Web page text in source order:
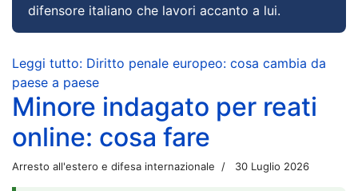
difensore italiano che lavori accanto a lui.
Leggi tutto: Diritto penale europeo: cosa cambia da
paese a paese
Minore indagato per reati
online: cosa fare
Arresto all'estero e difesa internazionale 30 Luglio 2026